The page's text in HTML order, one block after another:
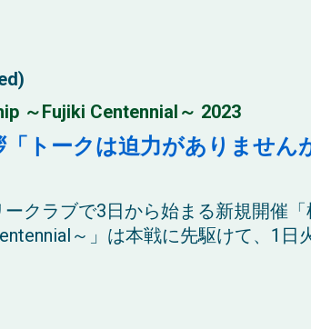
～Fujiki Centennial～ 2023
トークは迫力がありません
クラブで3日から始まる新規開催「
～」は本戦に先駆けて、1日